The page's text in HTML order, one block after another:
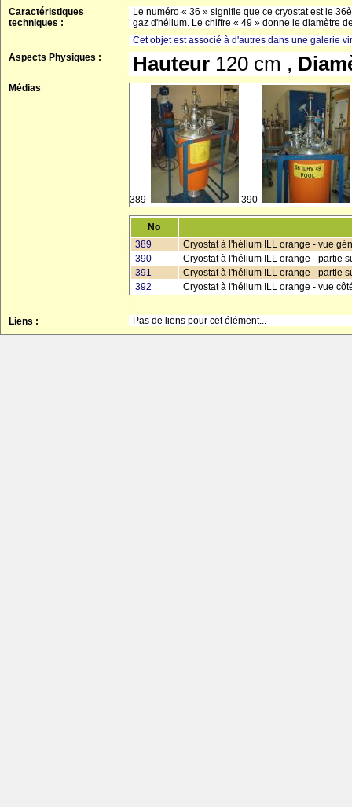
Caractéristiques
techniques :
Le numéro « 36 » signifie que ce cryostat est le
gaz d'hélium. Le chiffre « 49 » donne le diamètre
Cet objet est associé à d'autres dans une galerie
Aspects Physiques :
Hauteur 120 cm ,
Médias
389 390
No
389
Cryostat à l'hélium ILL orange - vue
390
Cryostat à l'hélium ILL orange - partie
391
Cryostat à l'hélium ILL orange - partie
392
Cryostat à l'hélium ILL orange - vue
Liens : Pas de liens pour cet élément...